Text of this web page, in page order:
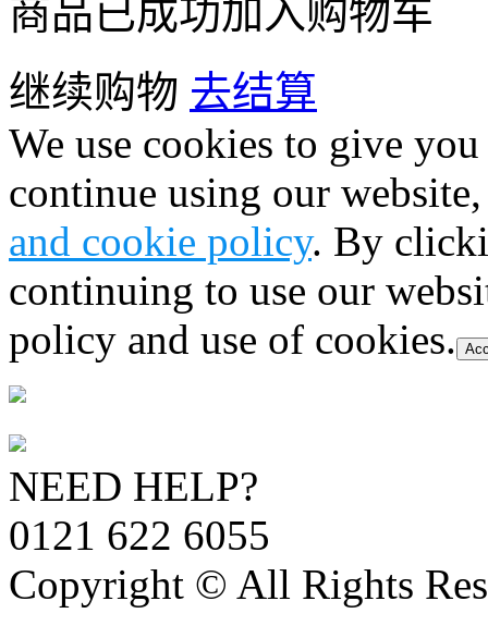
商品已成功加入购物车
继续购物 去结算
We use cookies to give
continue using our
and cookie policy. By
continuing to use our
policy and use of cookies.
NEED HELP?
0121 622 6055
Copyright © All Rights